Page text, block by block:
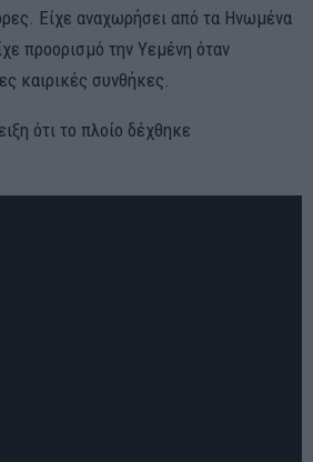
Είχε αναχωρήσει από τα Ηνωμένα
προορισμό την Υεμένη όταν
καιρικές συνθήκες.
ότι το πλοίο δέχθηκε